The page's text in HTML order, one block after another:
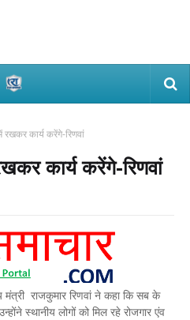
रखकर कार्य करेंगे-रिणवां
कार्य करेंगे-रिणवां
मंत्री राजकुमार रिणवां ने कहा कि सब के
स्थानीय लोगों को मिल रहे रोजगार एंव